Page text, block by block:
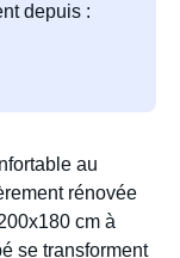
depuis :
au
rénovée
cm à
se transforment